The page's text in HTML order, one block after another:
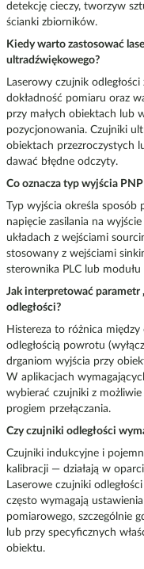
detekcję cieczy, tworzyw
ścianki zbiorników.
Kiedy warto zastosować
ultradźwiękowego?
Laserowy czujnik
dokładność pomiaru oraz
przy małych obiektach lub
pozycjonowania. Czujniki
obiektach przezroczystych
dawać błędne odczyty.
Co oznacza typ wyjścia
Typ wyjścia określa sposób
napięcie zasilania na
układach z wejściami
stosowany z wejściami
sterownika PLC lub
Jak interpretować parametr
odległości?
Histereza to różnica między
odległością powrotu
drganiom wyjścia przy
W aplikacjach
wybierać czujniki z
progiem przełączania.
Czy czujniki odległości
Czujniki indukcyjne i
kalibracji — działają w
Laserowe czujniki
często wymagają
pomiarowego, szczególnie
lub przy specyficznych
obiektu.